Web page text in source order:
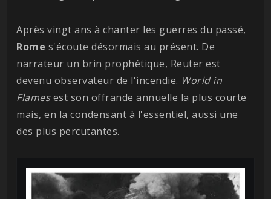
Après vingt ans à chanter les guerres du passé,
Rome s'écoute désormais au présent. De
narrateur un brin prophétique, Reuter est
devenu observateur de l'incendie. World in
Flamesest son offrande annuelle la plus courte
mais, en la condensant à l'essentiel, aussi une
des plus percutantes.